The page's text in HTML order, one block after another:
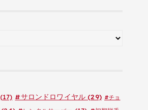
(17) #サロンドロワイヤル (29) #チョ